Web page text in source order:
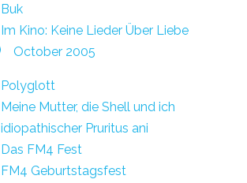
Buk
Im Kino: Keine Lieder Über Liebe
October 2005
Polyglott
Meine Mutter, die Shell und ich
idiopathischer Pruritus ani
Das FM4 Fest
FM4 Geburtstagsfest